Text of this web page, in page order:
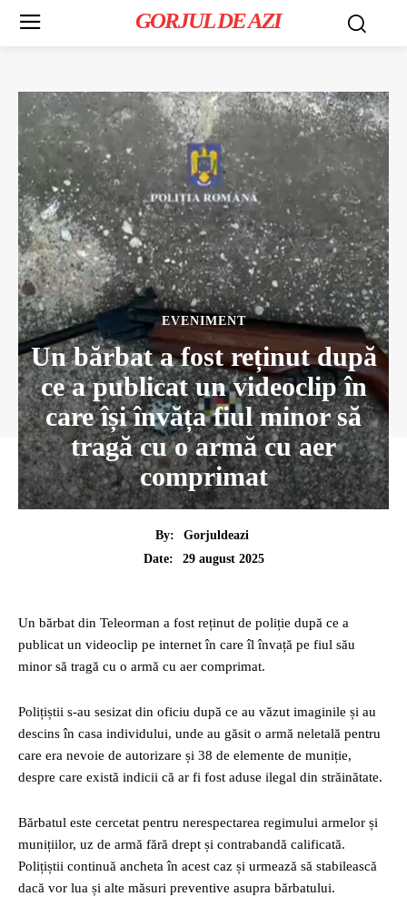
GORJUL DE AZI
EVENIMENT
Un bărbat a fost reținut după
ce a publicat un videoclip în
care își învăța fiul minor să
tragă cu o armă cu aer
comprimat
By:
Gorjuldeazi
Date:
29 august 2025
Un bărbat din Teleorman a fost reținut de poliție după ce a
publicat un videoclip pe internet în care îl învață pe fiul său
minor să tragă cu o armă cu aer comprimat.
Polițiștii s-au sesizat din oficiu după ce au văzut imaginile și au
descins în casa individului, unde au găsit o armă neletală pentru
care era nevoie de autorizare și 38 de elemente de muniție,
despre care există indicii că ar fi fost aduse ilegal din străinătate.
Bărbatul este cercetat pentru nerespectarea regimului armelor și
munițiilor, uz de armă fără drept și contrabandă calificată.
Polițiștii continuă ancheta în acest caz și urmează să stabilească
dacă vor lua și alte măsuri preventive asupra bărbatului.